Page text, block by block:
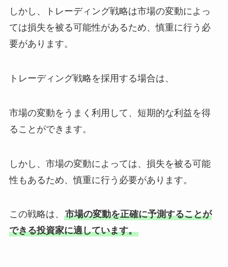
しかし、トレーディング戦略は市場の変動によっ
ては損失を被る可能性があるため、慎重に行う必
要があります。
トレーディング戦略を採用する場合は、
市場の変動をうまく利用して、短期的な利益を得
ることができます。
しかし、市場の変動によっては、損失を被る可能
性もあるため、慎重に行う必要があります。
この戦略は、 市場の変動を正確に予測することが
できる投資家に適しています。